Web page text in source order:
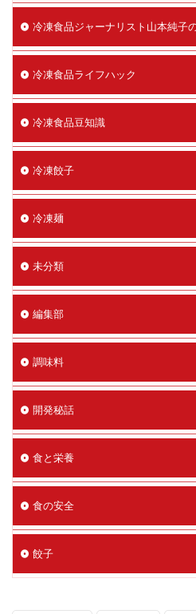
冷凍食品ジャーナリスト山本純子
冷凍食品ライフハック
冷凍食品豆知識
冷凍餃子
冷凍麺
未分類
編集部
調味料
開発秘話
食と栄養
食の安全
餃子